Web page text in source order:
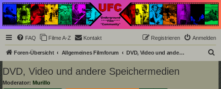
Underground Film
Community
Die Underground Film Community ist ein deutschsprachiges Filmforum und ein Paradies
für Cineasten und Filmsüchtige jenseits des Mainstreams.
FAQ Filme A-Z Kontakt Anmelden
Registrieren
Foren-Übersicht Allgemeines Filmforum DVD, Video und andere Speichermedien
DVD, Video und andere Speichermedien
Moderator: Murillo